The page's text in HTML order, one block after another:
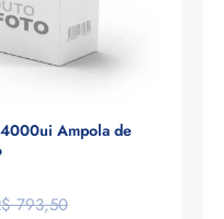
Ampola de
793,50